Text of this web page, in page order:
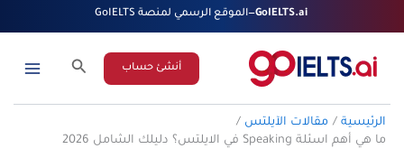
إلى
المحتوى
GoIELTS.ai
—الموقع الرسمي لمنصة GoIELTS
أنشئ حساب البحث
الرئيسية
مقالات الآيلتس
ما هي أهم اسئلة Speaking في الايلتس؟ دليلك الشامل 2026